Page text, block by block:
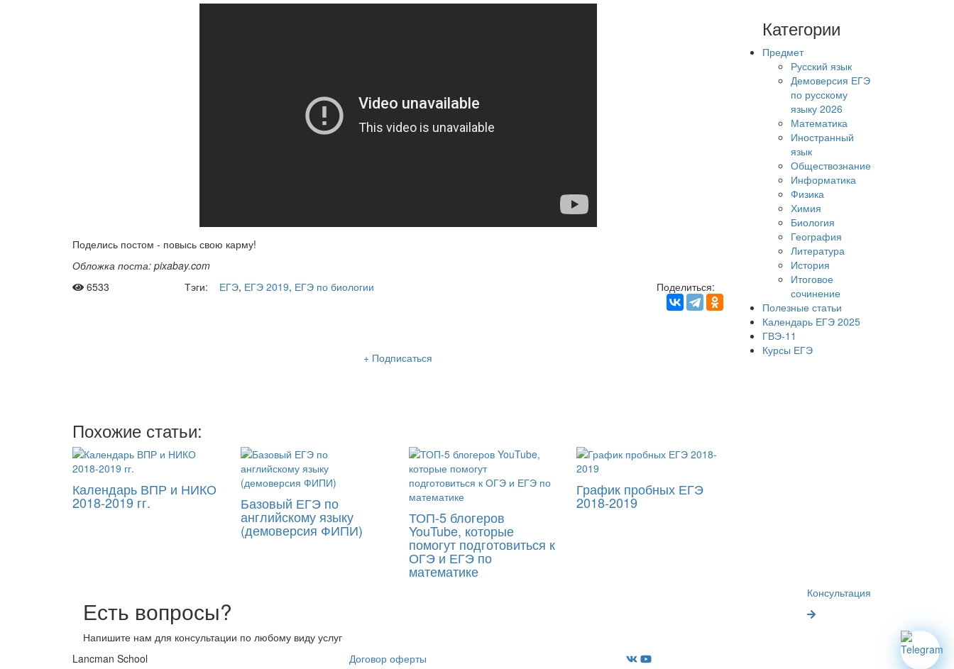
Поделись постом - повысь свою карму!
Обложка поста: pixabay.com
6533
Тэги: ЕГЭ, ЕГЭ 2019, ЕГЭ по биологии Поделиться:
+ Подписаться
Похожие статьи:
Календарь ВПР и НИКО
2018-2019 гг. Базовый ЕГЭ по
английскому языку
(демоверсия ФИПИ)
ТОП-5 блогеров
YouTube, которые
помогут подготовиться к
ОГЭ и ЕГЭ по
математике
График пробных ЕГЭ
2018-2019
Категории
Предмет
Русский язык
Демоверсия ЕГЭ
по русскому
языку 2026
Математика
Иностранный
язык
Обществознание
Информатика
Физика
Химия
Биология
География
Литература
История
Итоговое
сочинение
Полезные статьи
Календарь ЕГЭ 2025
ГВЭ-11
Курсы ЕГЭ
Есть вопросы?
Напишите нам для консультации по любому виду услуг
Консультация
Lancman School
Договор оферты